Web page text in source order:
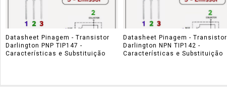
Datasheet Pinagem - Transistor
Darlington PNP TIP147 -
Características e Substituição
Datasheet Pinagem - Transistor
Darlington NPN TIP142 -
Características e Substituição